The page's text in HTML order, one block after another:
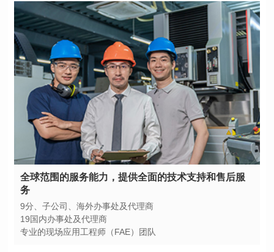
务
9分、子公司、海外办事处及代理商
19国内办事处及代理商
专业的现场应用工程师（FAE）团队